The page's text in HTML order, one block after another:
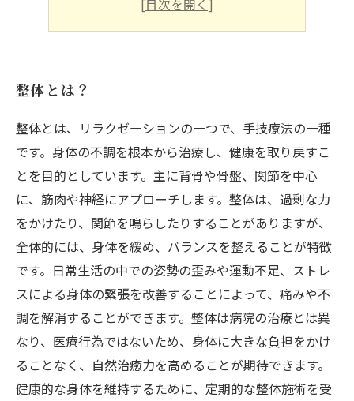
整体とは？
整体とは、リラクゼーションの一つで、手技療法の一種
です。身体の不調を根本から治療し、健康を取り戻すこ
とを目的としています。主に背骨や骨盤、関節を中心
に、筋肉や神経にアプローチします。整体は、過剰な力
をかけたり、関節を鳴らしたりすることがありますが、
全体的には、身体を緩め、バランスを整えることが特徴
です。日常生活の中での姿勢の歪みや運動不足、ストレ
スによる身体の緊張を改善することによって、痛みや不
調を解消することができます。整体は病院の治療とは異
なり、医療行為ではないため、身体に大きな負担をかけ
ることなく、自然治癒力を高めることが期待できます。
健康的な身体を維持するために、定期的な整体施術を受